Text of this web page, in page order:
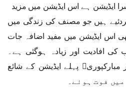
ایڈیشن ہے اس ایڈیشن میں مزید
ہیں جو مصنف کی زندگی میں
اس ایڈیشن میں مفید اضافہ جات
افادیت اور زیادہ ہوگئی ہے۔
پہلے ایڈیشن کے شائع